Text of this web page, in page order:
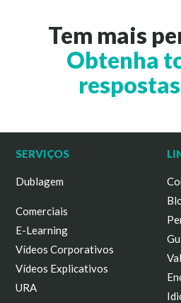
Tem mais
Obtenha
SERVIÇOS
Dublagem
Comerciais
E-Learning
Vídeos Corporativos
Vídeos Explicativos
URA